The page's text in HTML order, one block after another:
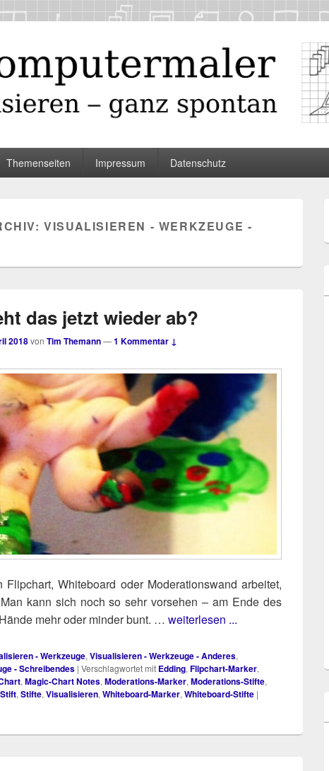
Themenseiten Impressum Datenschutz
VISUALISIEREN - WERKZEUGE -
das jetzt wieder ab?
2018von Tim Themann—1 Kommentar ↓
Flip­chart, White­board oder Mode­ra­ti­ons­wand arbei­tet,
kann sich noch so sehr vor­se­hen – am Ende des
mehr oder min­der bunt. … weiterlesen ...
- Werkzeuge, Visualisieren - Werkzeuge - Anderes,
- Schreibendes | Verschlagwortet mit Edding, Flipchart-Marker,
, Magic-Chart Notes, Moderations-Marker, Moderations-Stifte,
Stift, Stifte, Visualisieren, Whiteboard-Marker, Whiteboard-Stifte |